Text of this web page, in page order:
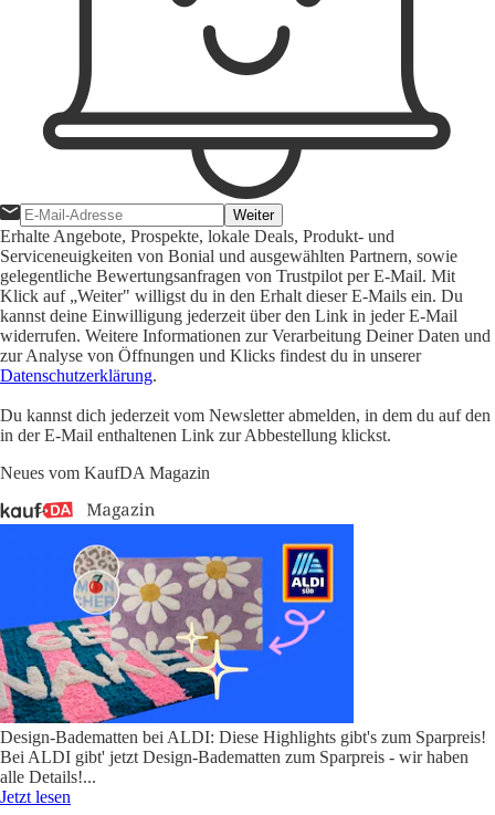
Weiter
Erhalte Angebote, Prospekte, lokale Deals, Produkt- und
Serviceneuigkeiten von Bonial und ausgewählten Partnern, sowie
gelegentliche Bewertungsanfragen von Trustpilot per E-Mail. Mit
Klick auf „Weiter" willigst du in den Erhalt dieser E-Mails ein. Du
kannst deine Einwilligung jederzeit über den Link in jeder E-Mail
widerrufen. Weitere Informationen zur Verarbeitung Deiner Daten und
zur Analyse von Öffnungen und Klicks findest du in unserer
Datenschutzerklärung.
Du kannst dich jederzeit vom Newsletter abmelden, in dem du auf den
in der E-Mail enthaltenen Link zur Abbestellung klickst.
Neues vom KaufDA Magazin
Design-Badematten bei ALDI: Diese Highlights gibt's zum Sparpreis!
Bei ALDI gibt' jetzt Design-Badematten zum Sparpreis - wir haben
alle Details!...
Jetzt lesen